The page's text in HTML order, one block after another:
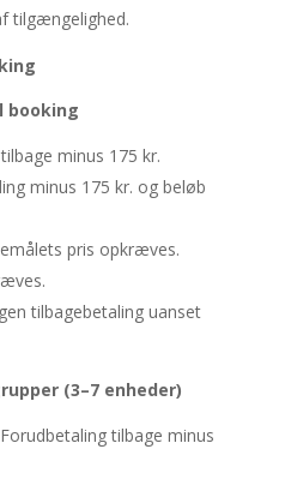
tilgængelighed.
booking
minus 175 kr.
minus 175 kr. og beløb
pris opkræves.
tilbagebetaling uanset
(3–7 enheder)
tilbage minus